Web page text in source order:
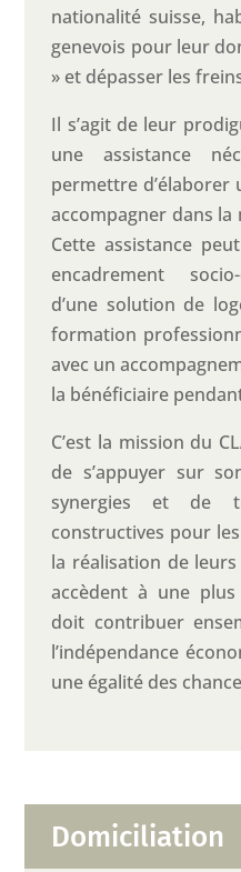
nationalité suisse,
genevois pour leur
» et dépasser les
Il s’agit de leur
une assistance
permettre d’élaborer
accompagner dans la
Cette assistance
encadrement
d’une solution de
formation
avec un
la bénéficiaire
C’est la mission du
de s’appuyer sur
synergies et de
constructives pour
la réalisation de
accèdent à une
doit contribuer
l’indépendance
une égalité des
Domiciliation